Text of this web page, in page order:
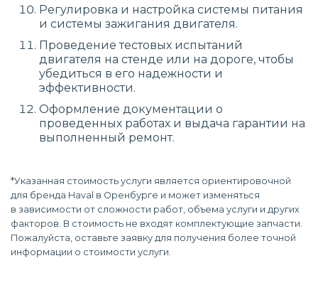
Регулировка и настройка системы питания
и системы зажигания двигателя.
Проведение тестовых испытаний
двигателя на стенде или на дороге, чтобы
убедиться в его надежности и
эффективности.
Оформление документации о
проведенных работах и выдача гарантии на
выполненный ремонт.
*Указанная стоимость услуги является ориентировочной
для бренда Haval в Оренбурге и может изменяться
в зависимости от сложности работ, объема услуги и других
факторов. В стоимость не входят комплектующие запчасти.
Пожалуйста, оставьте заявку для получения более точной
информации о стоимости услуги.